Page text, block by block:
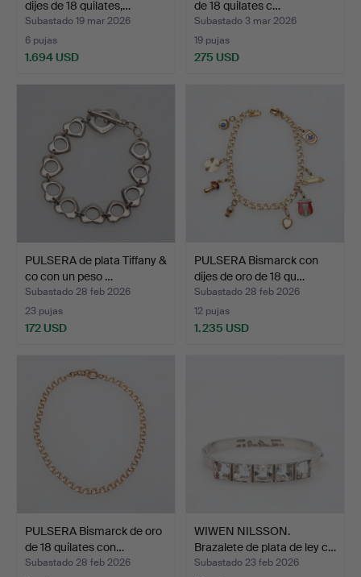
dijes de 18 quilates,…
Subastado 19 mar 2026
6 pujas
1.694 USD
de 18 quilates c…
Subastado 3 mar 2026
19 pujas
275 USD
PULSERA de plata Tiffany &
co con un peso …
Subastado 28 feb 2026
23 pujas
172 USD
PULSERA Bismarck con
dijes de oro de 18 qu…
Subastado 28 feb 2026
12 pujas
1.235 USD
PULSERA Bismarck de oro
de 18 quilates con…
Subastado 28 feb 2026
WIWEN NILSSON.
Brazalete de plata de ley c…
Subastado 23 feb 2026